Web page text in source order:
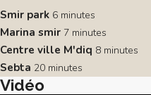
Smir park 6 minutes
Marina smir 7 minutes
Centre ville M'diq 8 minutes
Sebta 20 minutes
Vidéo